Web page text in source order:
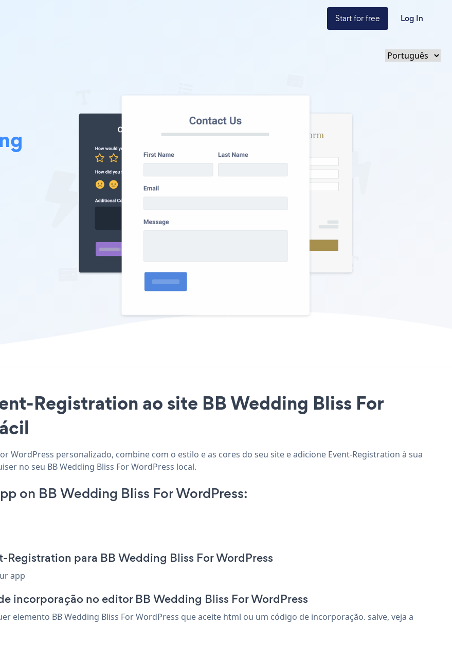
Start for free Log In
Registration ao site BB Wedding Bliss For
WordPress personalizado, combine com o estilo e as cores do seu site e adicione Event-Registration à sua
no seu BB Wedding Bliss For WordPress local.
on BB Wedding Bliss For WordPress:
para BB Wedding Bliss For WordPress
app
incorporação no editor BB Wedding Bliss For WordPress
elemento BB Wedding Bliss For WordPress que aceite html ou um código de incorporação. salve, veja a